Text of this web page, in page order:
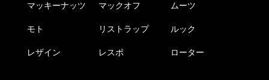
マッキーナッツ マックオフ ムーツ
モト リストラップ ルック
レザイン レスポ ローター